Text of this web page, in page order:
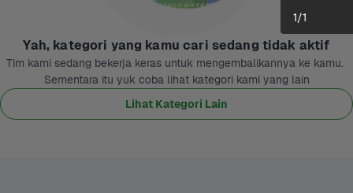
Yah, kategori yang kamu cari sedang tidak aktif
Tim kami sedang bekerja keras untuk mengembalikannya ke kamu.
Sementara itu yuk coba lihat kategori kami yang lain
Lihat Kategori Lain
1/1